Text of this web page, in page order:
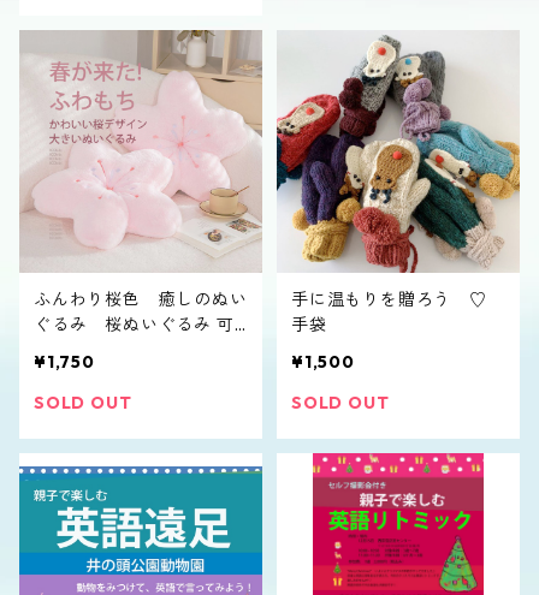
ふんわり桜色 癒しのぬい
ぐるみ 桜ぬいぐるみ 可
¥1,750
SOLD OUT
手に温もりを贈ろう ♡
手袋
¥1,500
SOLD OUT